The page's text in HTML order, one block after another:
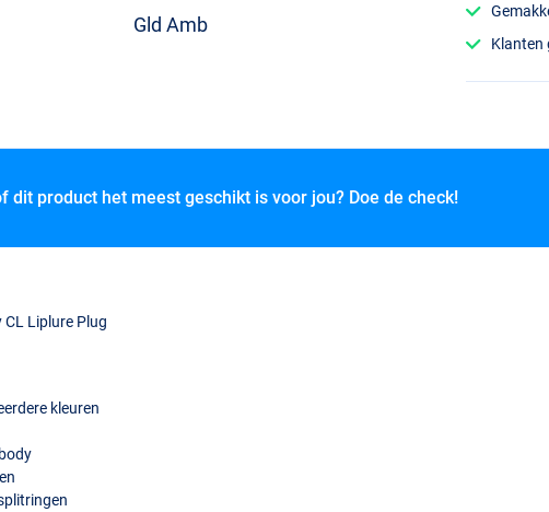
Gld Amb
Klanten
dit product het meest geschikt is voor jou? Doe de check!
CL Liplure Plug
kleuren
body